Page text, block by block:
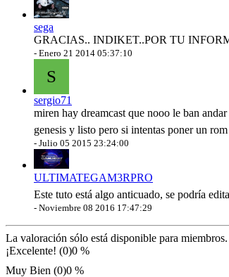
sega
GRACIAS.. INDIKET..POR TU
- Enero 21 2014 05:37:10
S
sergio71
miren hay dreamcast que nooo le ban
genesis y listo pero si intentas poner un
- Julio 05 2015 23:24:00
ULTIMATEGAM3RPRO
Este tuto está algo anticuado, se podría
- Noviembre 08 2016 17:47:29
La valoración sólo está disponible para
¡Excelente! (0)0 %
Muy Bien (0)0 %